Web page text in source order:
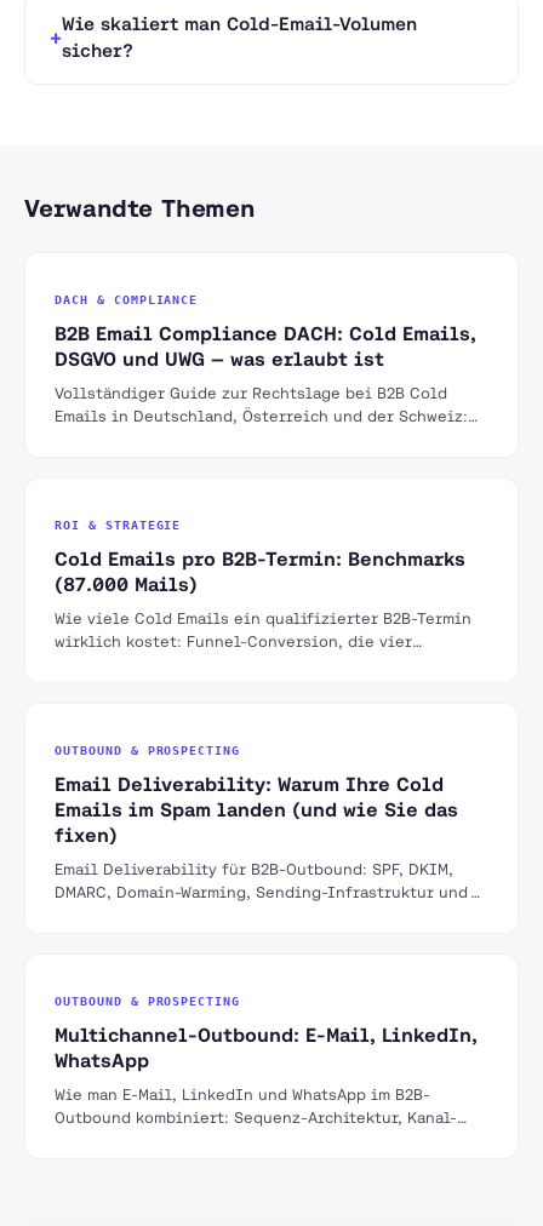
Wie skaliert man Cold-Email-Volumen
sicher?
Verwandte Themen
DACH & COMPLIANCE
B2B Email Compliance DACH: Cold Emails,
DSGVO und UWG — was erlaubt ist
Vollständiger Guide zur Rechtslage bei B2B Cold
Emails in Deutschland, Österreich und der Schweiz:
ROI & STRATEGIE
Cold Emails pro B2B-Termin: Benchmarks
(87.000 Mails)
Wie viele Cold Emails ein qualifizierter B2B-Termin
wirklich kostet: Funnel-Conversion, die vier
OUTBOUND & PROSPECTING
Email Deliverability: Warum Ihre Cold
Emails im Spam landen (und wie Sie das
fixen)
Email Deliverability für B2B-Outbound: SPF, DKIM,
DMARC, Domain-Warming, Sending-Infrastruktur und
OUTBOUND & PROSPECTING
Multichannel-Outbound: E-Mail, LinkedIn,
WhatsApp
Wie man E-Mail, LinkedIn und WhatsApp im B2B-
Outbound kombiniert: Sequenz-Architektur, Kanal-